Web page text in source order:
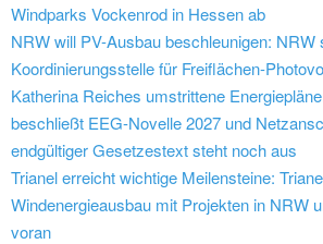
Windparks Vockenrod in Hessen ab
NRW will PV-Ausbau beschleunigen: NRW
Koordinierungsstelle für Freiflächen-
Katherina Reiches umstrittene
beschließt EEG-Novelle 2027 und
endgültiger Gesetzestext steht noch aus
Trianel erreicht wichtige Meilensteine:
Windenergieausbau mit Projekten in NRW
voran